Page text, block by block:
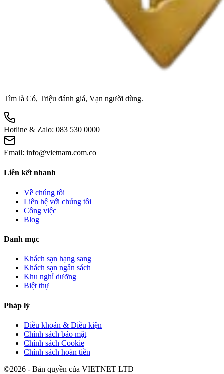
Tìm là Có, Triệu đánh giá, Vạn người dùng.
Hotline & Zalo: 083 530 0000
Email: info@vietnam.com.co
Liên kết nhanh
Về chúng tôi
Liên hệ với chúng tôi
Công việc
Blog
Danh mục
Khách sạn hạng sang
Khách sạn ngân sách
Khu nghỉ dưỡng
Biệt thự
Pháp lý
Điều khoản & Điều kiện
Chính sách bảo mật
Chính sách Cookie
Chính sách hoàn tiền
©2026 - Bản quyền của VIETNET LTD